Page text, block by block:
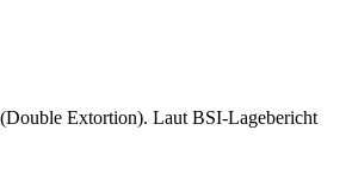
Extortion). Laut BSI-Lagebericht